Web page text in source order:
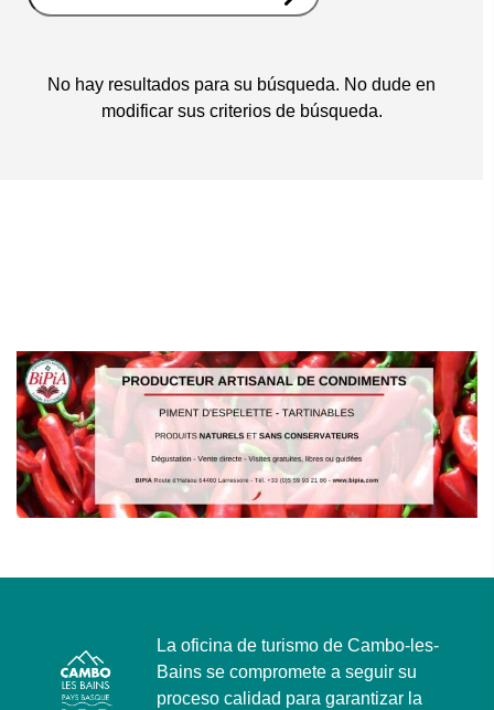
No hay resultados para su búsqueda. No dude en
modificar sus criterios de búsqueda.
La oficina de turismo de Cambo-les-
Bains se compromete a seguir su
proceso calidad para garantizar la